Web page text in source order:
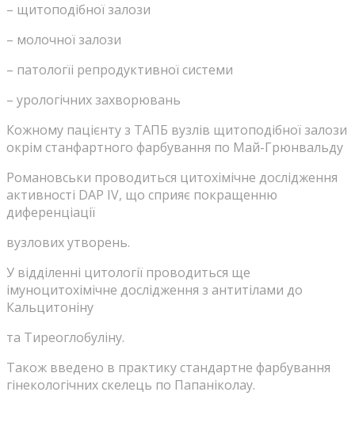
– щитоподібної залози
– молочної залози
– патологїі репродуктивноїсистеми
– урологічних захворювань
Кожному пацієнту з ТАПБ вузлів щитоподібної залози
окрім станфартного фарбування по Май-Грюнвальду
Романовськи проводиться цитохімічне дослідження
активності DAP IV, що сприяє покращенню
диференціації
вузлових утворень.
У відділенні цитології проводиться ще
імуноцитохімічне дослідження з антитілами до
Кальцитоніну
та Тиреоглобуліну.
Також введено в практику стандартне фарбування
гінекологічних скелець по Папаніколау.